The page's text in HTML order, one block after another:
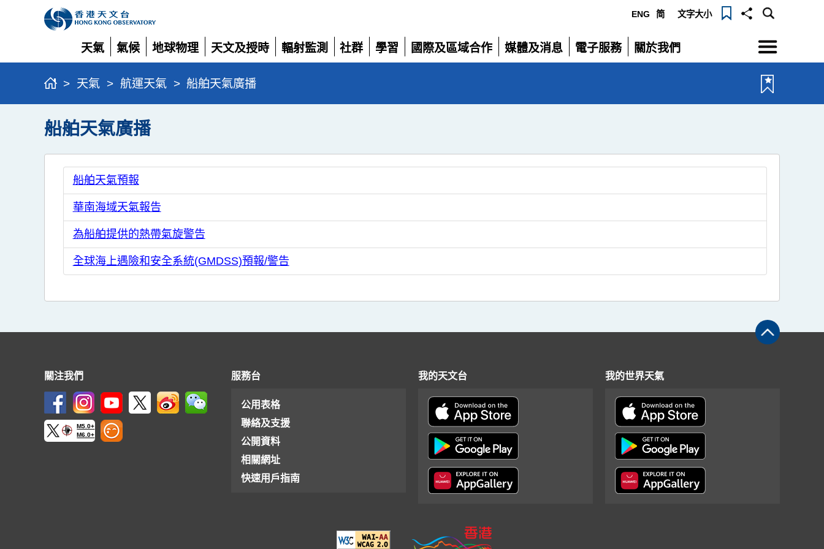
ENG 简 文字大小
天氣
展
開
氣候
展
開
地球物理
展
開
天文及授時
展
開
輻射監測
展
社群
展
學習
展
國際及區域合作
展
媒體及消息
展
電子服務
展
關於我們
展
選
單
> 天氣 > 航運天氣 > 船舶天氣廣播
船舶天氣廣播
船舶天氣預報
華南海域天氣報告
為船舶提供的熱帶氣旋警告
全球海上遇險和安全系統(GMDSS)預報/警告
關注我們
M5.0+
M6.0+
服務台
公用表格
聯絡及支援
公開資料
相關網址
快速用戶指南
我的天文台 我的世界天氣